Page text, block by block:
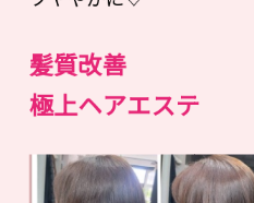
髪質改善
極上ヘアエステ